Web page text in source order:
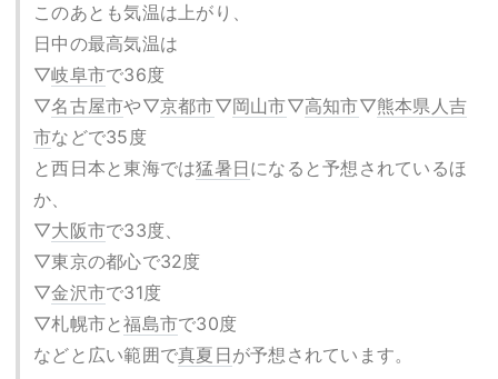
このあとも気温は上がり、
日中の最高気温は
▽岐阜市で36度
▽名古屋市や▽京都市▽岡山市▽高知市▽熊本県 人吉
市などで35度
と西日本と東海では猛暑日 になると予想されているほ
か、
▽大阪市で33度、
▽東京の都心で32度
▽金沢市で31度
▽札幌市と福島市で30度
などと広い範囲で真夏日 が予想されています。